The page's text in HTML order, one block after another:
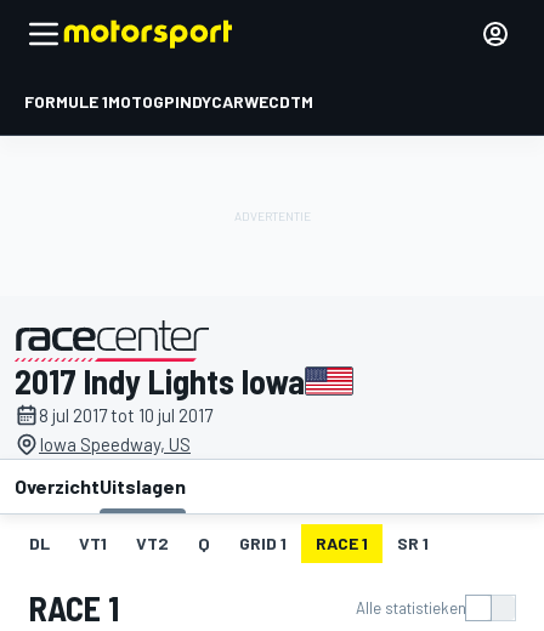
FORMULE 1MOTOGPINDYCARWECDTM
gepresenteerd door
2017 Indy Lights Iowa
8 jul 2017 tot 10 jul 2017
Iowa Speedway, US
OverzichtUitslagen
DL VT1 VT2 Q GRID 1 RACE 1 SR 1
RACE 1 Alle statistieken